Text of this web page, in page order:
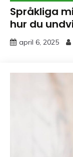
Språkliga
hur du
april 6, 2025